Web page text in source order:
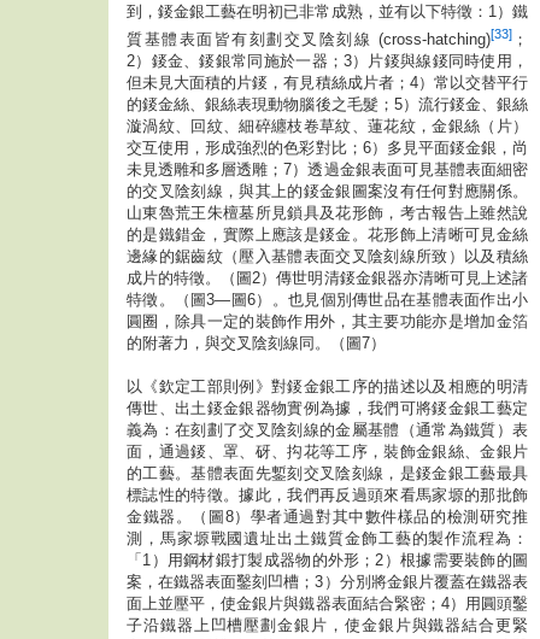
到，錽金銀工藝在明初已非常成熟，並有以下特徵：1）鐵
質基體表面皆有刻劃交叉陰刻線 (cross-hatching)[33] ；
2）錽金、錽銀常同施於一器；3）片錽與線錽同時使用，
但未見大面積的片錽，有見積絲成片者；4）常以交替平行
的錽金絲、銀絲表現動物腦後之毛髮；5）流行錽金、銀絲
漩渦紋、回紋、細碎纏枝卷草紋、蓮花紋，金銀絲（片）
交互使用，形成強烈的色彩對比；6）多見平面錽金銀，尚
未見透雕和多層透雕；7）透過金銀表面可見基體表面細密
的交叉陰刻線，與其上的錽金銀圖案沒有任何對應關係。
山東魯荒王朱檀墓所見鎖具及花形飾，考古報告上雖然說
的是鐵錯金，實際上應該是錽金。花形飾上清晰可見金絲
邊緣的鋸齒紋（壓入基體表面交叉陰刻線所致）以及積絲
成片的特徵。（圖2）傳世明清錽金銀器亦清晰可見上述諸
特徵。（圖3—圖6）。也見個別傳世品在基體表面作出小
圓圈，除具一定的裝飾作用外，其主要功能亦是增加金箔
的附著力，與交叉陰刻線同。（圖7）
以《欽定工部則例》對錽金銀工序的描述以及相應的明清
傳世、出土錽金銀器物實例為據，我們可將錽金銀工藝定
義為：在刻劃了交叉陰刻線的金屬基體（通常為鐵質）表
面，通過錽、罩、砑、抅花等工序，裝飾金銀絲、金銀片
的工藝。基體表面先鏨刻交叉陰刻線，是錽金銀工藝最具
標誌性的特徵。據此，我們再反過頭來看馬家塬的那批飾
金鐵器。（圖8）學者通過對其中數件樣品的檢測研究推
測，馬家塬戰國遺址出土鐵質金飾工藝的製作流程為：
「1）用鋼材鍛打製成器物的外形；2）根據需要裝飾的圖
案，在鐵器表面鑿刻凹槽；3）分別將金銀片覆蓋在鐵器表
面上並壓平，使金銀片與鐵器表面結合緊密；4）用圓頭鑿
子沿鐵器上凹槽壓劃金銀片，使金銀片與鐵器結合更緊